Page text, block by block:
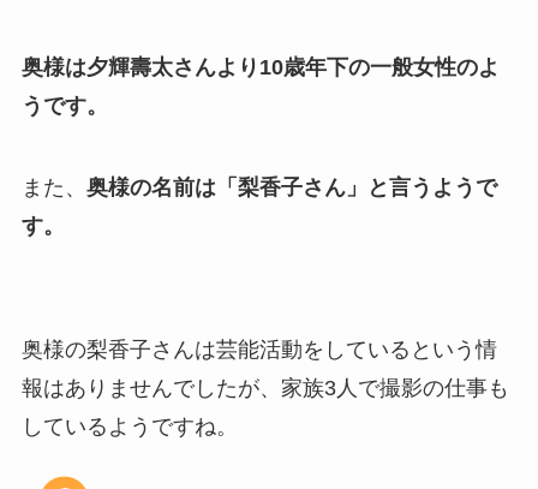
奥様は夕輝壽太さんより10歳年下の一般女性のよ
うです。
また、 奥様の名前は「梨香子さん」と言うようで
す。
奥様の梨香子さんは芸能活動をしているという情
報はありませんでしたが、家族3人で撮影の仕事も
しているようですね。